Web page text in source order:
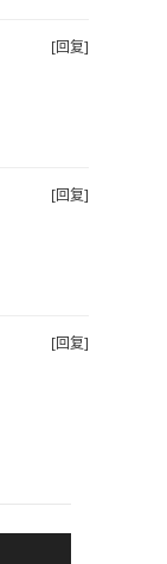
[回复]
[回复]
[回复]